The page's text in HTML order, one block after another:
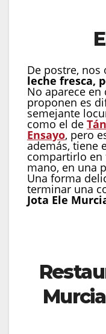
De postre, nos
leche fresca,
No aparece
proponen es
semejante
como el de
Ensayo, pero
además, tiene
compartirlo en
mano, en una
Una forma
terminar una
Jota Ele